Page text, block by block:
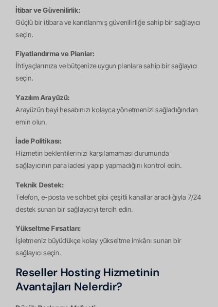
İtibar ve Güvenilirlik:
Güçlü bir itibara ve kanıtlanmış güvenilirliğe sahip bir sağlayıcı
seçin.
Fiyatlandırma ve Planlar:
İhtiyaçlarınıza ve bütçenize uygun planlara sahip bir sağlayıcı
seçin.
Yazılım Arayüzü:
Arayüzün bayi hesabınızı kolayca yönetmenizi sağladığından
emin olun.
İade Politikası:
Hizmetin beklentilerinizi karşılamaması durumunda
sağlayıcının para iadesi yapıp yapmadığını kontrol edin.
Teknik Destek:
Telefon, e-posta ve sohbet gibi çeşitli kanallar aracılığıyla 7/24
destek sunan bir sağlayıcıyı tercih edin.
Yükseltme Fırsatları:
İşletmeniz büyüdükçe kolay yükseltme imkânı sunan bir
sağlayıcı seçin.
Reseller Hosting Hizmetinin
Avantajları Nelerdir?